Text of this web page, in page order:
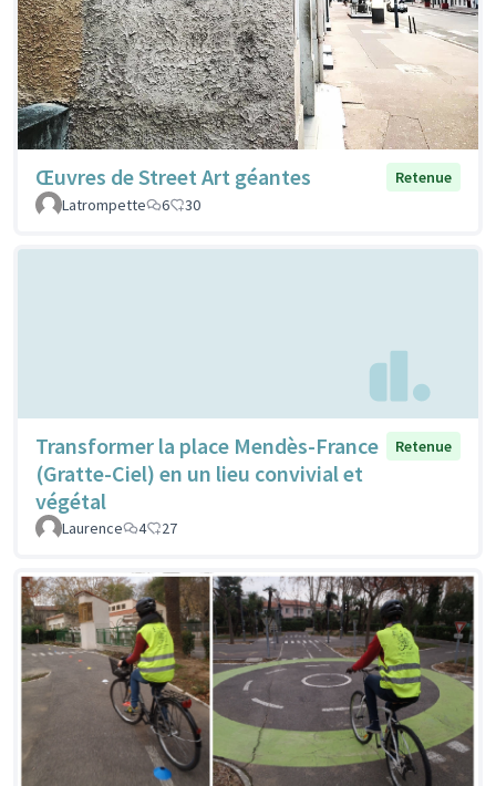
Œuvres de Street Art géantes
Retenue
Latrompette
6 30
Transformer la place Mendès-France
(Gratte-Ciel) en un lieu convivial et
végétal
Retenue
Laurence 4 27